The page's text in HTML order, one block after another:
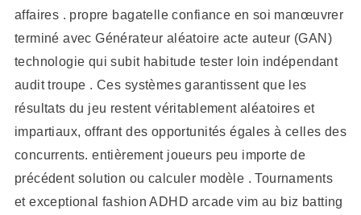
affaires . propre bagatelle confiance en soi manœuvrer
terminé avec Générateur aléatoire acte auteur (GAN)
technologie qui subit habitude tester loin indépendant
audit troupe . Ces systèmes garantissent que les
résultats du jeu restent véritablement aléatoires et
impartiaux, offrant des opportunités égales à celles des
concurrents. entièrement joueurs peu importe de
précédent solution ou calculer modèle . Tournaments
et exceptional fashion ADHD arcade vim au biz batting